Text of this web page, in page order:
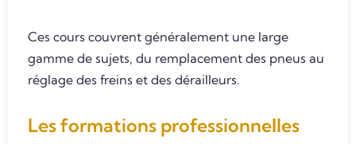
Ces cours couvrent généralement une large
gamme de sujets, du remplacement des pneus au
réglage des freins et des dérailleurs.
Les formations professionnelles